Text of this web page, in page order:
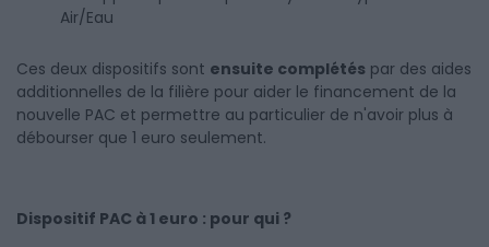
Air/Eau
Ces deux dispositifs sont ensuite complétés par des aides
additionnelles de la filière pour aider le financement de la
nouvelle PAC et permettre au particulier de n'avoir plus à
débourser que 1 euro seulement.
Dispositif PAC à 1 euro : pour qui ?